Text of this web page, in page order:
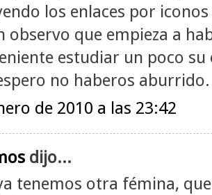
los enlaces por
observo que empieza a
estudiar un poco
no haberos
de 2010 a las 23:42
dijo...
tenemos otra fémina,